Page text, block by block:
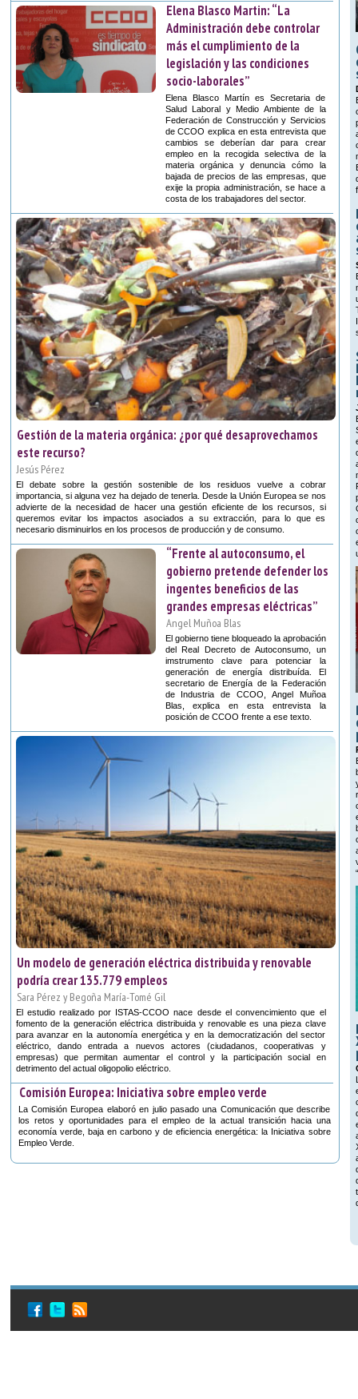
Elena Blasco Martin: “La
Administración debe controlar
más el cumplimiento de la
legislación y las condiciones
socio-laborales”
Elena Blasco Martín es Secretaria de
Salud Laboral y Medio Ambiente de la
Federación de Construcción y Servicios
de CCOO explica en esta entrevista que
cambios se deberían dar para crear
empleo en la recogida selectiva de la
materia orgánica y denuncia cómo la
bajada de precios de las empresas, que
exije la propia administración, se hace a
costa de los trabajadores del sector.
Gestión de la materia orgánica: ¿por qué desaprovechamos
este recurso?
Jesús Pérez
El debate sobre la gestión sostenible de los residuos vuelve a cobrar
importancia, si alguna vez ha dejado de tenerla. Desde la Unión Europea se nos
advierte de la necesidad de hacer una gestión eficiente de los recursos, si
queremos evitar los impactos asociados a su extracción, para lo que es
necesario disminuirlos en los procesos de producción y de consumo.
“Frente al autoconsumo, el
gobierno pretende defender los
ingentes beneficios de las
grandes empresas eléctricas”
Angel Muñoa Blas
El gobierno tiene bloqueado la aprobación
del Real Decreto de Autoconsumo, un
imstrumento clave para potenciar la
generación de energía distribuída. El
secretario de Energía de la Federación
de Industria de CCOO, Angel Muñoa
Blas, explica en esta entrevista la
posición de CCOO frente a ese texto.
Un modelo de generación eléctrica distribuida y renovable
podría crear 135.779 empleos
Sara Pérez y Begoña María-Tomé Gil
El estudio realizado por ISTAS-CCOO nace desde el convencimiento que el
fomento de la generación eléctrica distribuida y renovable es una pieza clave
para avanzar en la autonomía energética y en la democratización del sector
eléctrico, dando entrada a nuevos actores (ciudadanos, cooperativas y
empresas) que permitan aumentar el control y la participación social en
detrimento del actual oligopolio eléctrico.
Comisión Europea: Iniciativa sobre empleo verde
La Comisión Europea elaboró en julio pasado una Comunicación que describe
los retos y oportunidades para el empleo de la actual transición hacia una
economía verde, baja en carbono y de eficiencia energética: la Iniciativa sobre
Empleo Verde.